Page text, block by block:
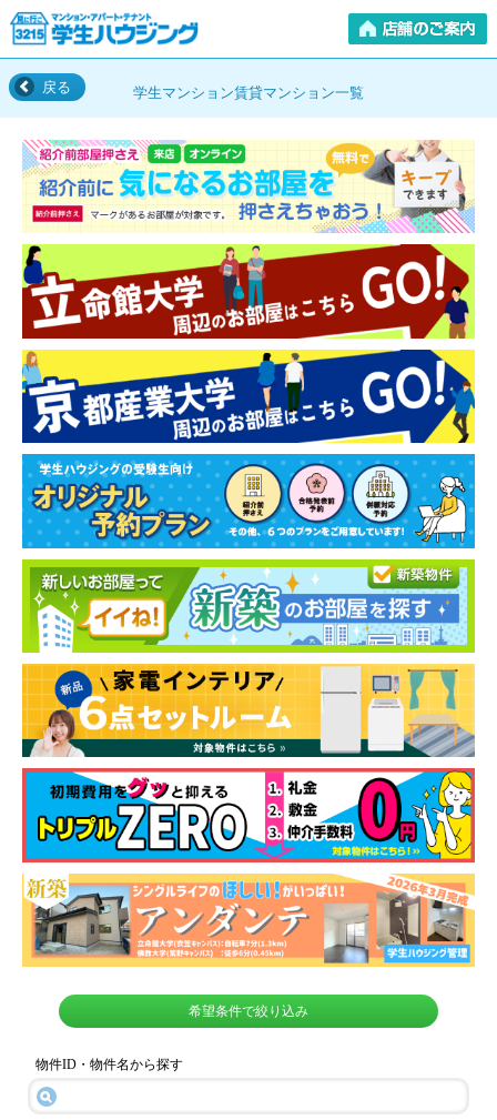
戻る 学生マンション賃貸マンション一覧
希望条件で絞り込み
物件ID・物件名から探す